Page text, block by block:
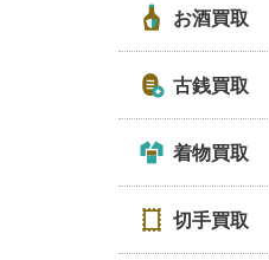
お酒買取
古銭買取
着物買取
切手買取